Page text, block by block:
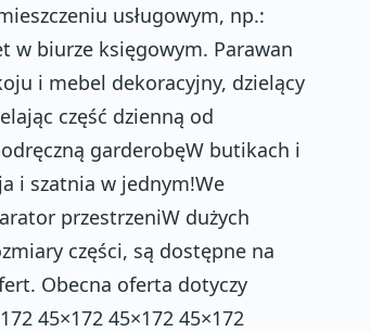
usługowym, np.:
w biurze księgowym. Parawan
i mebel dekoracyjny, dzielący
część dzienną od
garderobęW butikach i
i szatnia w jednym!We
przestrzeniW dużych
części, są dostępne na
Obecna oferta dotyczy
45×172 45×172 45×172